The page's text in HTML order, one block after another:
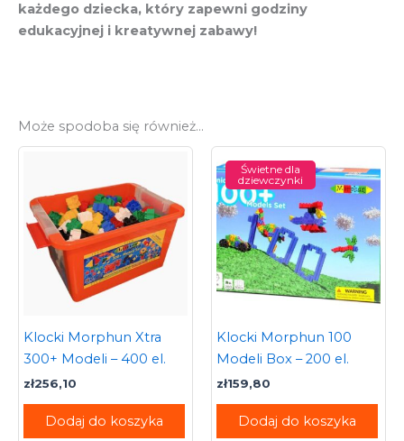
każdego dziecka, który zapewni godziny
edukacyjnej i kreatywnej zabawy!
Może spodoba się również…
Klocki Morphun Xtra
300+ Modeli – 400 el.
zł256,10
Dodaj do koszyka
Świetne dla
dziewczynki
Klocki Morphun 100
Modeli Box – 200 el.
zł159,80
Dodaj do koszyka